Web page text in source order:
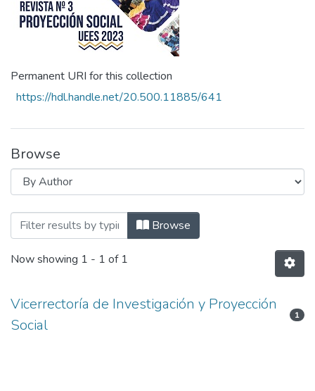
Permanent URI for this collection
https://hdl.handle.net/20.500.11885/641
Browse
Browsing Revista N°3 Proyección
Browse
Now showing 1 - 1 of 1
Vicerrectoría de Investigación y Proyección
Social
1